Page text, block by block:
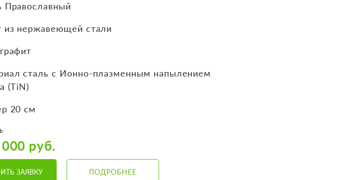
Православный
Крест из нержавеющей стали
сталь с Ионно-плазменным напылением
(TiN)
20 см
руб.
ЗАЯВКУ ПОДРОБНЕЕ